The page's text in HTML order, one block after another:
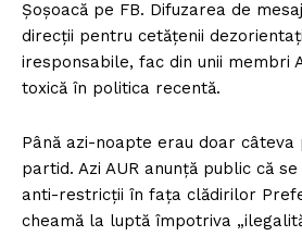
Șoșoacă pe FB. Difuzarea de
direcții pentru cetățenii
iresponsabile, fac din unii membri
toxică în politica recentă.
Până azi-noapte erau doar
partid. Azi AUR anunță public că
anti-restricții în fața clădirilor
cheamă la luptă împotriva